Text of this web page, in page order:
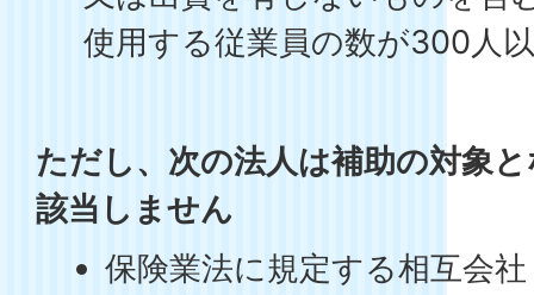
使用する従業員の数が300人
ただし、次の法人は補助の対象
該当しません
保険業法に規定する相互会社